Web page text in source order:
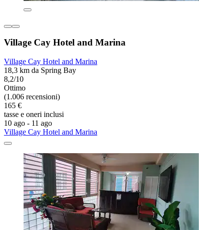
Village Cay Hotel and Marina
Village Cay Hotel and Marina
18,3 km da Spring Bay
8,2/10
Ottimo
(1.006 recensioni)
165 €
tasse e oneri inclusi
10 ago - 11 ago
Village Cay Hotel and Marina